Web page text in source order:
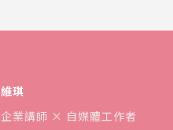
維琪
企業講師 × 自媒體工作者